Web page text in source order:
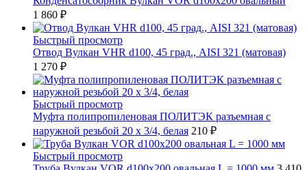
1 860 ₽
Быстрый просмотр
Отвод Вулкан VHR d100, 45 град., AISI 321 (матовая)
1 270 ₽
Быстрый просмотр
Муфта полипропиленовая ПОЛИТЭК разъемная с
наружной резьбой 20 x 3/4, белая 210 ₽
Быстрый просмотр